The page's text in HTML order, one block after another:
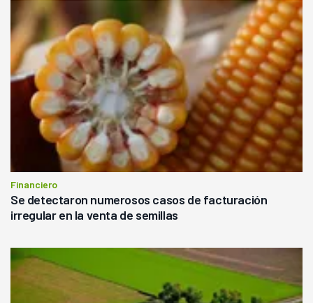
Financiero
Se detectaron numerosos casos de facturación
irregular en la venta de semillas